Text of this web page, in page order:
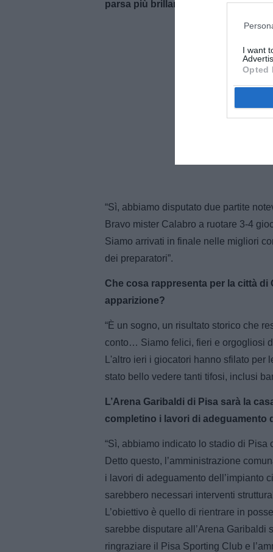
I want
Opted
parsa più brillante fisicamente al
“Sì, abbiamo disputato due partite
Bravo mister Calabro a ruotare 3-4
Siamo arrivati in finale nelle migliori
dei preparatori”.
Che cosa rappresenta per la città di
apparizione?
“È un sogno, un risultato storico che
conto… Siamo felici, fieri e orgogliosi
L'altro ieri i giocatori hanno sfilato
stato bello vedere tanti tifosi, inclusi
L’Arena Garibaldi di Pisa sarà la
completino i lavori di adeguamento
“Sì, abbiamo indicato lo stadio di
Detto questo, l’amministrazione
i lavori di adeguamento dell’impianto
sarebbero necessari interventi
L’obiettivo è quello di rientrare in
sarebbe disputare all’Arena Garibaldi
ringraziare il Pisa Sporting Club e